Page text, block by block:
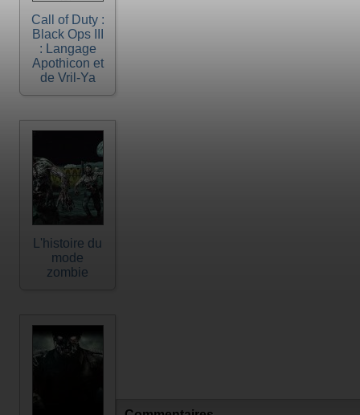
Call of Duty :
Black Ops III
: Langage
Apothicon et
de Vril-Ya
L'histoire du
mode
zombie